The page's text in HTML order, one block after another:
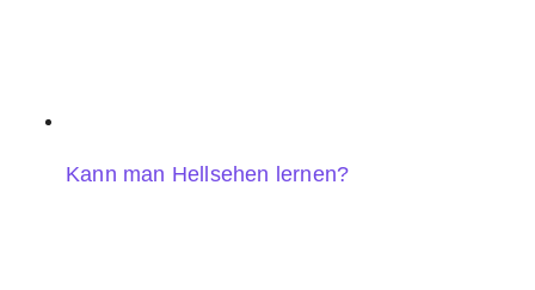
Kann man Hellsehen lernen?